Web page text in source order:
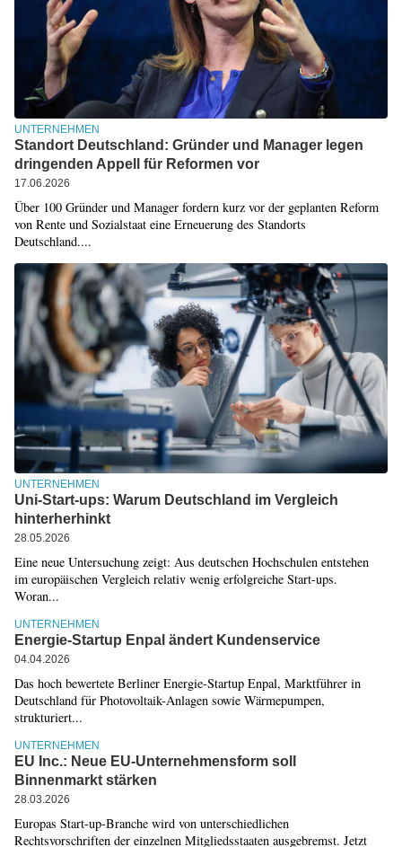
UNTERNEHMEN
Standort Deutschland: Gründer und Manager legen
dringenden Appell für Reformen vor
17.06.2026
Über 100 Gründer und Manager fordern kurz vor der geplanten Reform
von Rente und Sozialstaat eine Erneuerung des Standorts
Deutschland....
UNTERNEHMEN
Uni-Start-ups: Warum Deutschland im Vergleich
hinterherhinkt
28.05.2026
Eine neue Untersuchung zeigt: Aus deutschen Hochschulen entstehen
im europäischen Vergleich relativ wenig erfolgreiche Start-ups.
Woran...
UNTERNEHMEN
Energie-Startup Enpal ändert Kundenservice
04.04.2026
Das hoch bewertete Berliner Energie-Startup Enpal, Marktführer in
Deutschland für Photovoltaik-Anlagen sowie Wärmepumpen,
strukturiert...
UNTERNEHMEN
EU Inc.: Neue EU-Unternehmensform soll
Binnenmarkt stärken
28.03.2026
Europas Start-up-Branche wird von unterschiedlichen
Rechtsvorschriften der einzelnen Mitgliedsstaaten ausgebremst. Jetzt